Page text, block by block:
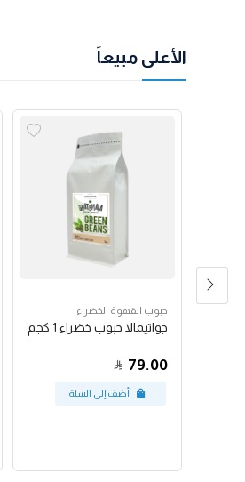
الأعلى مبيعاً
حبوب القهوة الخضراء
جواتيمالا حبوب خضراء 1 كجم
79.00